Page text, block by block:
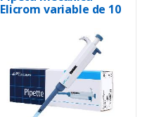
Productos con certificado ISO
17025 ,Volumen variable
Elicrom variable de 10